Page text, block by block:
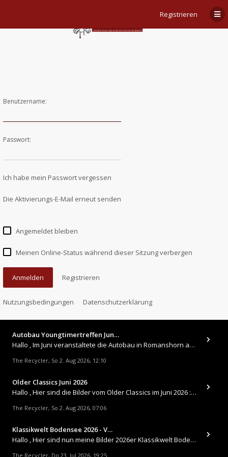
Registrieren
Benutzername:
Passwort:
Ich habe mein Passwort vergessen
Die Aktivierungs-E-Mail erneut senden
Angemeldet bleiben
Meinen Online-Status während dieser Sitzung verbergen
Anmelden Registrieren
Nutzungsbedingungen Datenschutzerklärung
Autobau Youngtimertreffen Jun…
Hallo , Im Juni veranstaltete die Autobau in Romanshorn auf ihrem Gelände ein kleines Youngtimertreffen : https://up.
The Recycler, So 2. Aug 2026, 12:10
Older Classics Juni 2026
​Hallo , Hier sind die Bilder vom Older Classics im Juni 2026 : https://up.picr.de/51155940wd.jpg https://up.pic
The Recycler, So 2. Aug 2026, 07:06
Klassikwelt Bodensee 2026 - V…
Hallo , Hier sind nun meine Bilder 2026er Klassikwelt Bodensee 😀 https://up.picr.de/51125547rb.jpg https://up.pi
The Recycler, Do 23. Jul 2026, 19:25